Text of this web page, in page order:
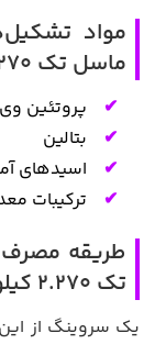
ماسل تک 2.270 کیلوگرم
پروتئین
بتالین
اسیدهای
ترکیبات
طریقه مصرف
تک 2.270 کیلوگرمی
یک سروینگ از